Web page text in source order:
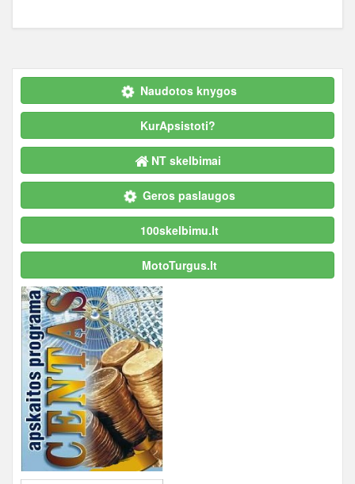
Naudotos knygos
KurApsistoti?
NT skelbimai
Geros paslaugos
100skelbimu.lt
MotoTurgus.lt